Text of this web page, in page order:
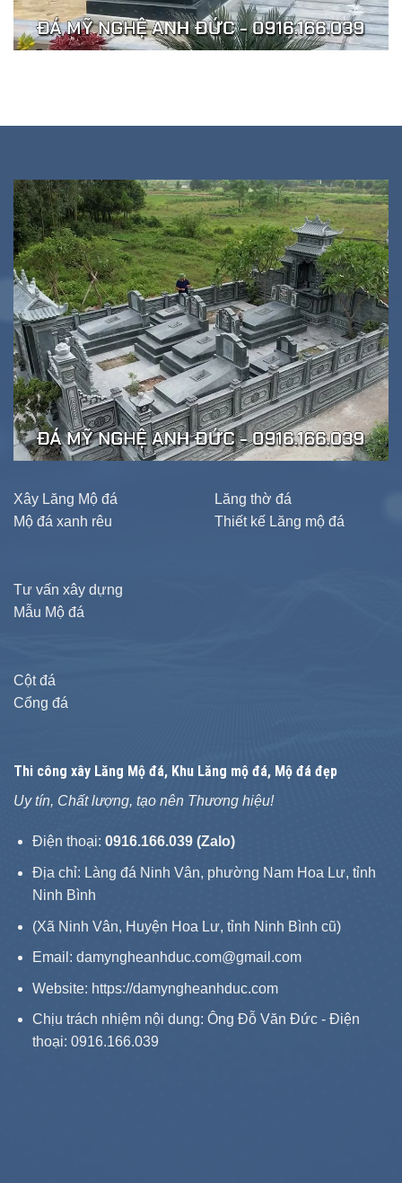
Xây Lăng Mộ đá
Mộ đá xanh rêu
Lăng thờ đá
Thiết kế Lăng mộ đá
Tư vấn xây dựng
Mẫu Mộ đá
Cột đá
Cổng đá
Thi công xây Lăng Mộ đá, Khu Lăng mộ đá, Mộ đá đẹp
Uy tín, Chất lượng, tạo nên Thương hiệu!
Điện thoại: 0916.166.039 (Zalo)
Địa chỉ: Làng đá Ninh Vân, phường Nam Hoa Lư, tỉnh
Ninh Bình
(Xã Ninh Vân, Huyện Hoa Lư, tỉnh Ninh Bình cũ)
Email: damyngheanhduc.com@gmail.com
Website: https://damyngheanhduc.com
Chịu trách nhiệm nội dung: Ông Đỗ Văn Đức - Điện
thoại: 0916.166.039